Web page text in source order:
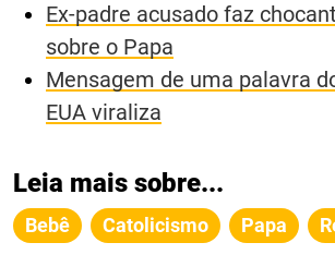
Ex-padre acusado faz
sobre o Papa
Mensagem de uma palavra
EUA viraliza
Leia mais sobre...
Bebê Catolicismo Papa